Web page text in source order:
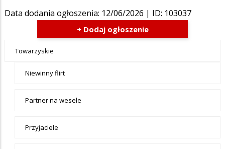
Data dodania ogłoszenia: 12/06/2026 | ID: 103037
+ Dodaj ogłoszenie
Ogłoszenia
menu-
Towarzyskie
Niewinny flirt
Partner na wesele
Przyjaciele